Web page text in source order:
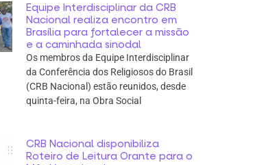
Equipe Interdisciplinar da CRB
Nacional realiza encontro em
Brasília para fortalecer a missão
e a caminhada sinodal
Os membros da Equipe Interdisciplinar
da Conferência dos Religiosos do Brasil
(CRB Nacional) estão reunidos, desde
quinta-feira, na Obra Social
CRB Nacional disponibiliza
Roteiro de Leitura Orante para o